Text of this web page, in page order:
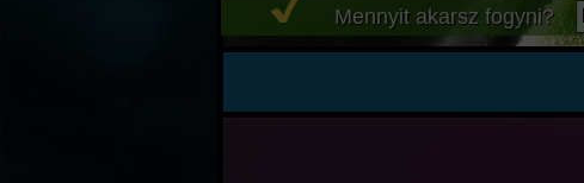
Mennyit akarsz fogyni?